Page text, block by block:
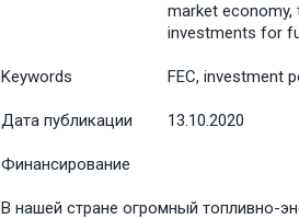
market economy,
investments for
Keywords FEC, investment
Дата публикации 13.10.2020
Финансирование
В нашей стране огромный топливно-